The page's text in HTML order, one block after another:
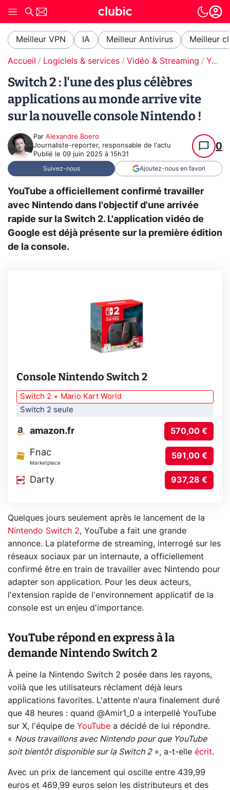
Meilleur VPN IA Meilleur Antivirus Meilleur
Accueil Logiciels & services Vidéo & Streaming YouTube
Switch 2 : l'une des plus célèbres
applications au monde arrive vite
sur la nouvelle console Nintendo !
Par Alexandre Boero
Journaliste-reporter, responsable de l'actu
Publié le 09 juin 2025 à 15h31
0
Suivez-nous Ajoutez-nous en favori
YouTube a officiellement confirmé travailler
avec Nintendo dans l'objectif d'une arrivée
rapide sur la Switch 2. L'application vidéo de
Google est déjà présente sur la première édition
de la console.
Console Nintendo Switch 2
Switch 2 + Mario Kart World
Switch 2 seule
amazon.fr 570,00 €
Fnac
Marketplace
591,00 €
Darty 937,28 €
Quelques jours seulement après le lancement de la
Nintendo Switch 2, YouTube a fait une grande
annonce. La plateforme de streaming, interrogé sur les
réseaux sociaux par un internaute, a officiellement
confirmé être en train de travailler avec Nintendo pour
adapter son application. Pour les deux acteurs,
l'extension rapide de l'environnement applicatif de la
console est un enjeu d'importance.
YouTube répond en express à la
demande Nintendo Switch 2
À peine la Nintendo Switch 2 posée dans les rayons,
voilà que les utilisateurs réclament déjà leurs
applications favorites. L'attente n'aura finalement duré
que 48 heures : quand @Amir1_0 a interpellé YouTube
sur X, l'équipe de YouTube a décidé de lui répondre.
« Nous travaillons avec Nintendo pour que YouTube
soit bientôt disponible sur la Switch 2», a-t-elle écrit.
Avec un prix de lancement qui oscille entre 439,99
euros et 469,99 euros selon les distributeurs et des